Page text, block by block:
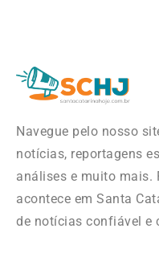
Navegue pelo nosso
notícias, reportagens
análises e muito mais.
acontece em Santa
de notícias confiável e